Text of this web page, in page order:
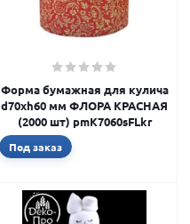
Форма бумажная для кулича
d70xh60 мм ФЛОРА КРАСНАЯ
(2000 шт) pmK7060sFLkr
Под заказ